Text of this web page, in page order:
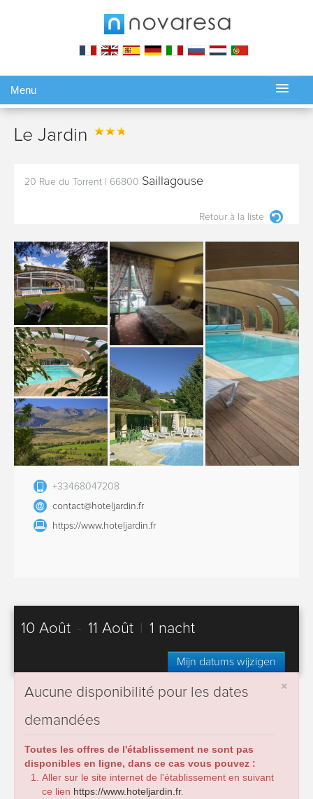
Menu
Le Jardin
20 Rue du Torrent 66800 Saillagouse
Retour à la liste
+33468047208
contact@hoteljardin.fr
https://www.hoteljardin.fr
10 Août - 11 Août 1 nacht
Mijn datums wijzigen
×
Aucune disponibilité pour les dates
demandées
Toutes les offres de l'établissement ne sont pas
disponibles en ligne, dans ce cas vous pouvez :
Aller sur le site internet de l'établissement en suivant
ce lien https://www.hoteljardin.fr.